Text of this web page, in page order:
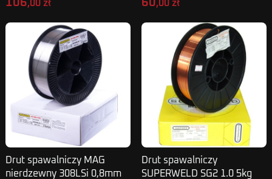
,00 zł ,00 zł
Drut spawalniczy MAG
nierdzewny 308LSi 0,8mm
Drut spawalniczy
SUPERWELD SG2 1.0 5kg